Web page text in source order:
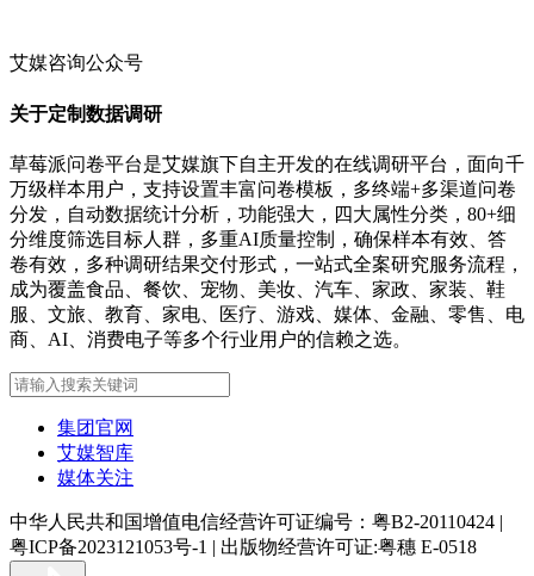
艾媒咨询公众号
关于定制数据调研
草莓派问卷平台是艾媒旗下自主开发的在线调研平台，面向千
万级样本用户，支持设置丰富问卷模板，多终端+多渠道问卷
分发，自动数据统计分析，功能强大，四大属性分类，80+细
分维度筛选目标人群，多重AI质量控制，确保样本有效、答
卷有效，多种调研结果交付形式，一站式全案研究服务流程，
成为覆盖食品、餐饮、宠物、美妆、汽车、家政、家装、鞋
服、文旅、教育、家电、医疗、游戏、媒体、金融、零售、电
商、AI、消费电子等多个行业用户的信赖之选。
集团官网
艾媒智库
媒体关注
中华人民共和国增值电信经营许可证编号：粤B2-20110424 |
粤ICP备2023121053号-1 | 出版物经营许可证:粤穗 E-0518